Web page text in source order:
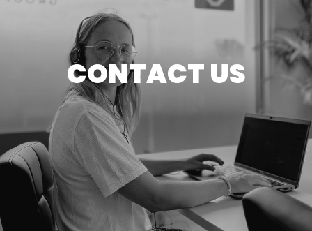
OUR PEDESTALS
Paving deck
Wooden deck
Accessories
BROCHURE
CONTACT US